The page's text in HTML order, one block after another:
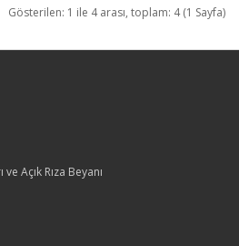
Gösterilen: 1 ile 4 arası, toplam: 4 (1 Sayfa)
Açık Rıza Beyanı